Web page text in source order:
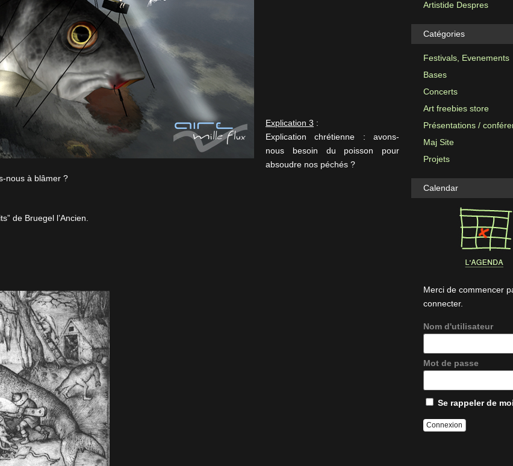
Explication 3 :
Explication chrétienne : avons-
nous besoin du poisson pour
absoudre nos péchés ?
nous à blâmer ?
de Bruegel l’Ancien.
Artistide Despres
Catégories
Festivals, Evenements
Bases
Concerts
Art freebies store
Présentations /
Maj Site
Projets
Calendar
Merci de commencer
connecter.
Nom d'utilisateur
Mot de passe
Se rappeler de